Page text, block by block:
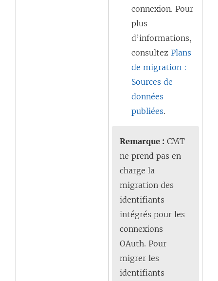
connexion. Pour
plus
d’informations,
consultez Plans
de migration :
Sources de
données
publiées.
Remarque : CMT
ne prend pas en
charge la
migration des
identifiants
intégrés pour les
connexions
OAuth. Pour
migrer les
identifiants